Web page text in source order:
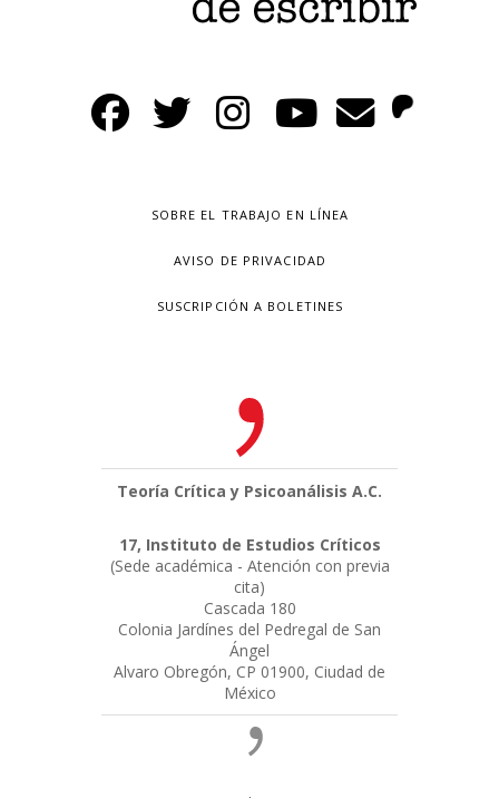
SOBRE EL TRABAJO EN LÍNEA
AVISO DE PRIVACIDAD
SUSCRIPCIÓN A BOLETINES
Teoría Crítica y Psicoanálisis A.C.
17, Instituto de Estudios Críticos
(Sede académica - Atención con previa
cita)
Cascada 180
Colonia Jardínes del Pedregal de San
Ángel
Alvaro Obregón, CP 01900, Ciudad de
México